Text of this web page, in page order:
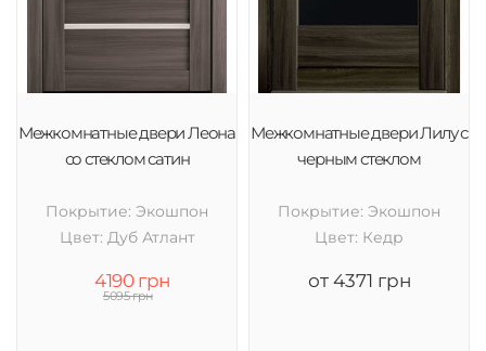
Межкомнатные двери Леона
со стеклом сатин
Покрытие: Экошпон
Цвет: Дуб Атлант
4190 грн
5095 грн
Межкомнатные двери Лилу с
черным стеклом
Покрытие: Экошпон
Цвет: Кедр
от 4371 грн